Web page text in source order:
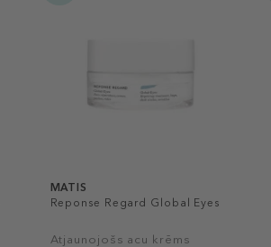
MATIS
Reponse Regard Global Eyes
Atjaunojošs acu krēms